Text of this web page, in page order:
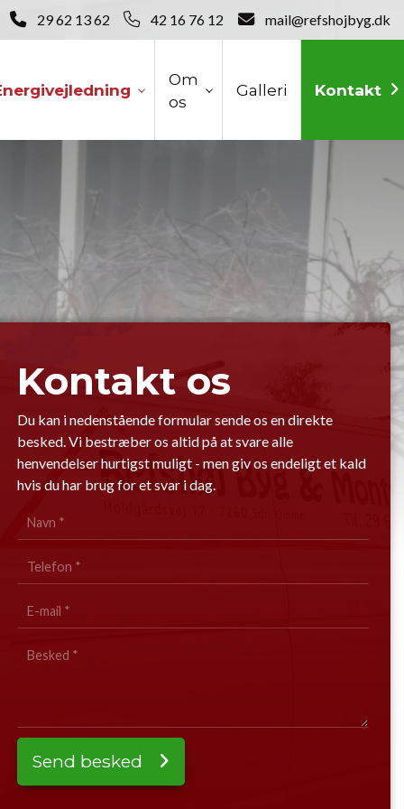
29 62 13 62 42 16 76 12 mail@refshojbyg.dk
Om
os
Galleri Kontakt
Kontakt os
Du kan i nedenstående formular sende os en direkte
besked. Vi bestræber os altid på at svare alle
henvendelser hurtigst muligt - men giv os endeligt et kald
hvis du har brug for et svar i dag.